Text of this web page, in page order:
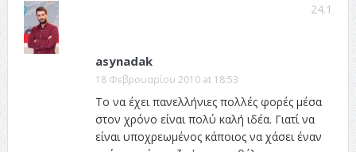
24.1
asynadak
18 Φεβρουαρίου 2010 at 18:53
Το να έχει πανελλήνιες πολλές φορές μέσα
στον χρόνο είναι πολύ καλή ιδέα. Γιατί να
είναι υποχρεωμένος κάποιος να χάσει έναν